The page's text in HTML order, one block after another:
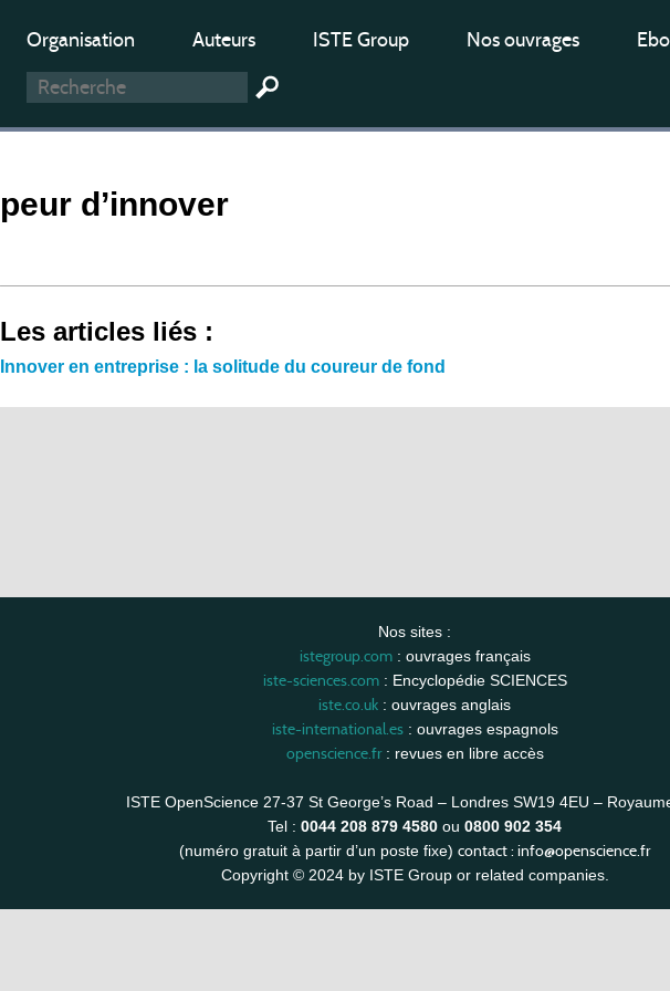
Organisation Auteurs ISTE Group Nos ouvrages
peur d’innover
Les articles liés :
Innover en entreprise : la solitude du coureur de fond
Nos sites :
istegroup.com: ouvrages français
iste-sciences.com: Encyclopédie SCIENCES
iste.co.uk : ouvrages anglais
iste-international.es: ouvrages espagnols
openscience.fr: revues en libre accès
ISTE OpenScience 27-37 St George’s Road – Londres SW19 4EU –
Tel : 0044 208 879 4580 ou 0800 902 354
(numéro gratuit à partir d’un poste fixe) contact : info@openscience.fr
Copyright © 2024 by ISTE Group or related companies.